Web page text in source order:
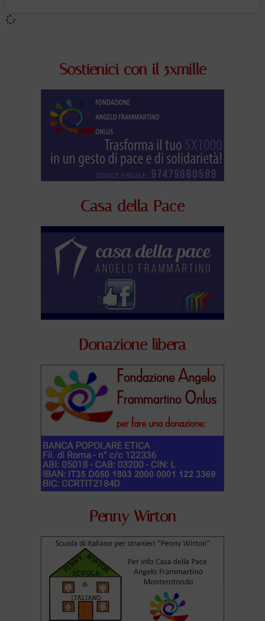
Sostienici con il 5xmille
Casa della Pace
Donazione libera
Penny Wirton